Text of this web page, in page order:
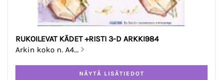
RUKOILEVAT KÄDET +RISTI 3-D ARKKI984
Arkin koko n. A4...